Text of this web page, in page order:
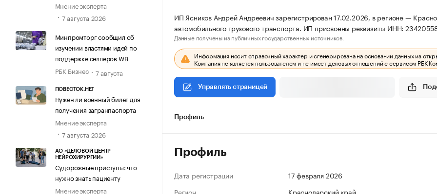
Мнение эксперта
7 августа 2026
Минпромторг сообщил об
изучении властями идей по
поддержке селлеров WB
РБК Бизнес
7 августа
ПОВЕСТОК.НЕТ
Нужен ли военный билет для
получения загранпаспорта
Мнение эксперта
7 августа 2026
АО «ДЕЛОВОЙ ЦЕНТР
НЕЙРОХИРУРГИИ»
Судорожные приступы: что
нужно знать пациенту
Мнение эксперта
ИП Ясников Андрей Андреевич зарегистрирован 17.02.2026, в регионе —
автомобильного грузового транспорта. ИП присвоены реквизиты ИНН:
Данные получены из публичных государственных источников.
Информация носит справочный характер и сгенерирована на основании данных из
Компания не является пользователем и не имеет деловых отношений с сервисом РБК
Управлять страницей
Профиль
Профиль
Дата регистрации
17 февраля 2026
Регион
Краснодарский край